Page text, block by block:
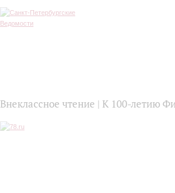
Внеклассное чтение | К 100-летию